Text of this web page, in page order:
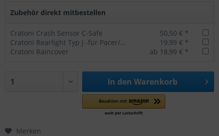
Zubehör direkt mitbestellen
Cratoni Crash Sensor C-Safe
50,50 € *
Cratoni Rearlight Typ J -für Pacer/Agravic/AllSet
19,99 € *
Cratoni Raincover
ab 18,99 € *
In den Warenkorb
Merken